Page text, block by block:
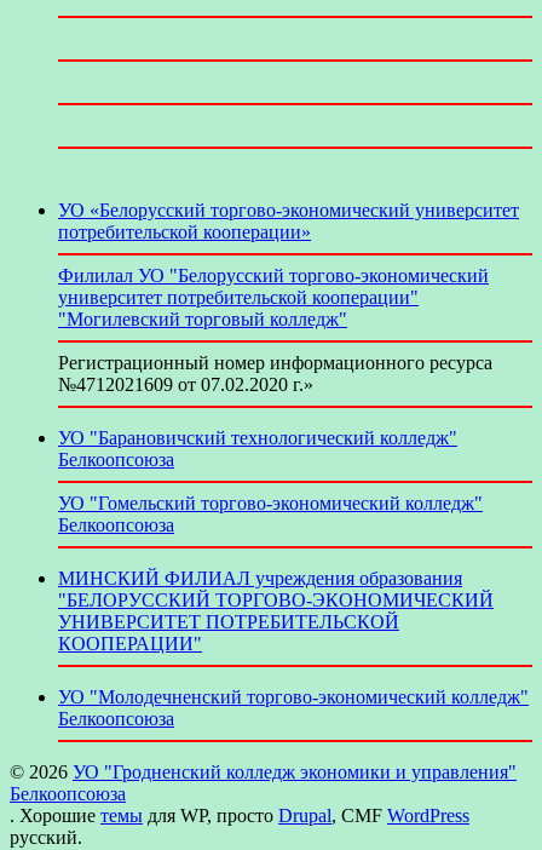
УО «Белорусский торгово-экономический университет
потребительской кооперации»
Филилал УО "Белорусский торгово-экономический
университет потребительской кооперации"
"Могилевский торговый колледж"
Регистрационный номер информационного ресурса
№4712021609 от 07.02.2020 г.»
УО "Барановичский технологический колледж"
Белкоопсоюза
УО "Гомельский торгово-экономический колледж"
Белкоопсоюза
МИНСКИЙ ФИЛИАЛ учреждения образования
"БЕЛОРУССКИЙ ТОРГОВО-ЭКОНОМИЧЕСКИЙ
УНИВЕРСИТЕТ ПОТРЕБИТЕЛЬСКОЙ
КООПЕРАЦИИ"
УО "Молодечненский торгово-экономический колледж"
Белкоопсоюза
© 2026 УО "Гродненский колледж экономики и управления"
Белкоопсоюза
. Хорошие темы для WP, просто Drupal, CMF WordPress
русский.